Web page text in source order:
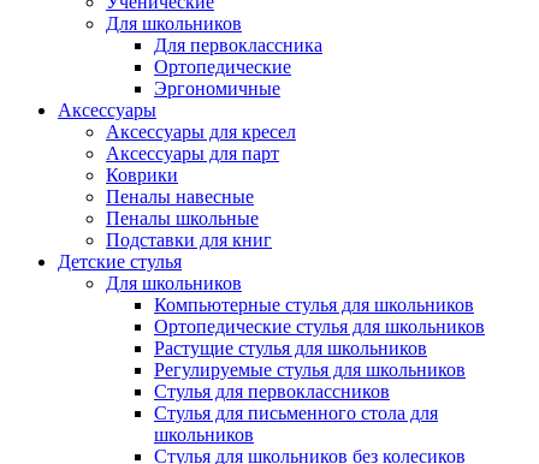
Для школьников
Для первоклассника
Ортопедические
Эргономичные
Аксессуары
Аксессуары для кресел
Аксессуары для парт
Коврики
Пеналы навесные
Пеналы школьные
Подставки для книг
Детские стулья
Для школьников
Компьютерные стулья для школьников
Ортопедические стулья для школьников
Растущие стулья для школьников
Регулируемые стулья для школьников
Стулья для первоклассников
Стулья для письменного стола для
школьников
Стулья для школьников без колесиков